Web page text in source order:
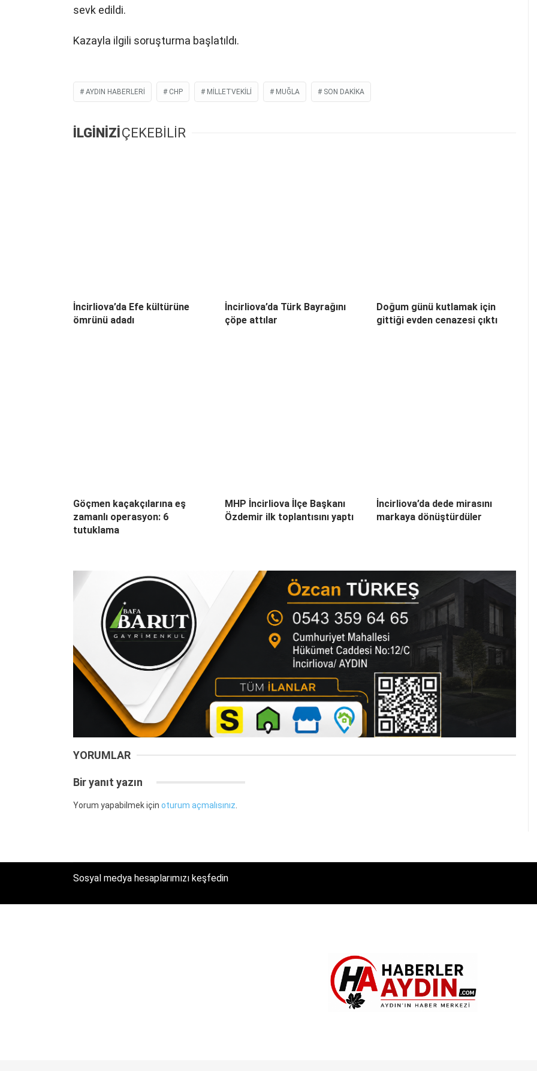
sevk edildi.
Kazayla ilgili soruşturma başlatıldı.
AYDIN HABERLERI CHP MILLETVEKILI MUĞLA SON DAKIKA
İLGİNİZİÇEKEBİLİR
İncirliova’da Efe kültürüne
ömrünü adadı
İncirliova’da Türk Bayrağını
çöpe attılar
Doğum günü kutlamak için
gittiği evden cenazesi çıktı
Göçmen kaçakçılarına eş
zamanlı operasyon: 6
tutuklama
MHP İncirliova İlçe Başkanı
Özdemir ilk toplantısını yaptı
İncirliova’da dede mirasını
markaya dönüştürdüler
YORUMLAR
Bir yanıt yazın
Yorum yapabilmek için oturum açmalısınız
Sosyal medya hesaplarımızı keşfedin